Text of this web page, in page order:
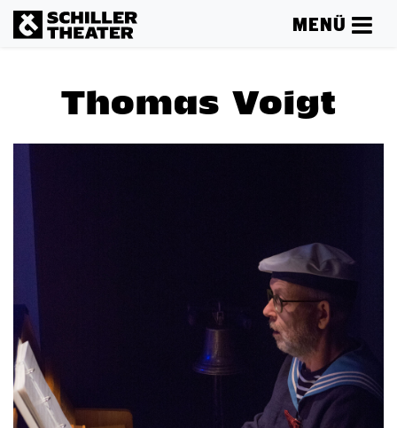
MENÜ
Thomas Voigt